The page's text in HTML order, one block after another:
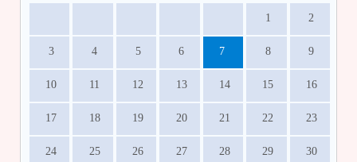
1 2
3 4 5 6 7 8 9
10 11 12 13 14 15 16
17 18 19 20 21 22 23
24 25 26 27 28 29 30